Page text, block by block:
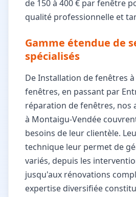
de 150 à 400 € par fenêtre
qualité professionnelle et
Gamme étendue de
spécialisés
De Installation de fenêtres
fenêtres, en passant par
réparation de fenêtres, nos
à Montaigu-Vendée
besoins de leur clientèle.
technique leur permet de
variés, depuis les
jusqu'aux rénovations
expertise diversifiée